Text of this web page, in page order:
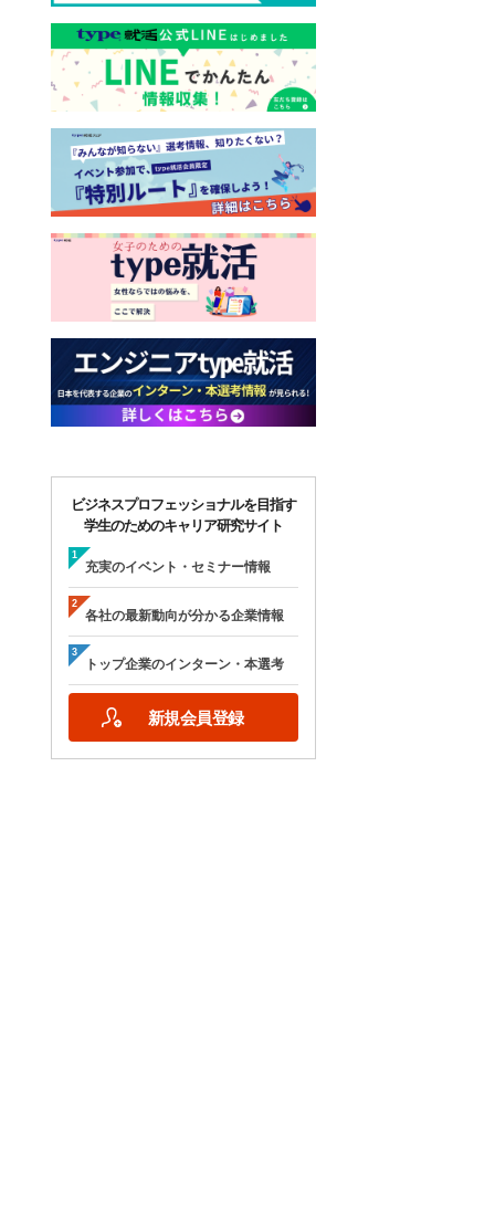
ビジネスプロフェッショナルを目指す
学生のためのキャリア研究サイト
充実のイベント・セミナー情報
各社の最新動向が分かる企業情報
トップ企業のインターン・本選考
新規会員登録